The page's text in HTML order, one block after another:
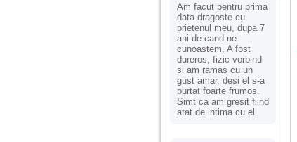
Am facut pentru prima
data dragoste cu
prietenul meu, dupa 7
ani de cand ne
cunoastem. A fost
dureros, fizic vorbind
si am ramas cu un
gust amar, desi el s-a
purtat foarte frumos.
Simt ca am gresit fiind
atat de intima cu el.